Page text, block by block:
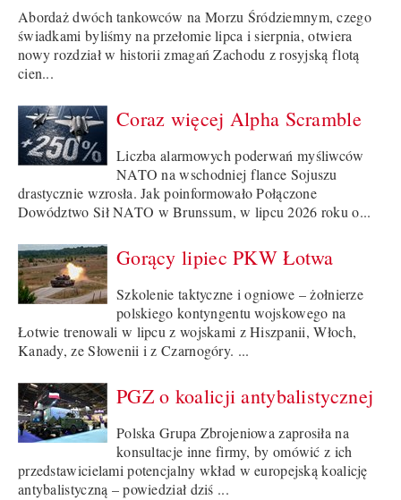
Abordaż dwóch tankowców na Morzu Śródziemnym, czego
świadkami byliśmy na przełomie lipca i sierpnia, otwiera
nowy rozdział w historii zmagań Zachodu z rosyjską flotą
cien...
Coraz więcej Alpha Scramble
Liczba alarmowych poderwań myśliwców
NATO na wschodniej flance Sojuszu
drastycznie wzrosła. Jak poinformowało Połączone
Dowództwo Sił NATO w Brunssum, w lipcu 2026 roku o...
Gorący lipiec PKW Łotwa
Szkolenie taktyczne i ogniowe – żołnierze
polskiego kontyngentu wojskowego na
Łotwie trenowali w lipcu z wojskami z Hiszpanii, Włoch,
Kanady, ze Słowenii i z Czarnogóry. ...
PGZ o koalicji antybalistycznej
Polska Grupa Zbrojeniowa zaprosiła na
konsultacje inne firmy, by omówić z ich
przedstawicielami potencjalny wkład w europejską koalicję
antybalistyczną – powiedział dziś ...